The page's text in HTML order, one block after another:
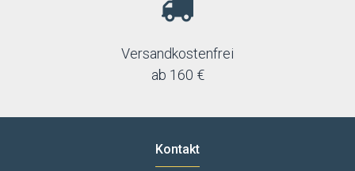
Versandkostenfrei
ab 160 €
Kontakt